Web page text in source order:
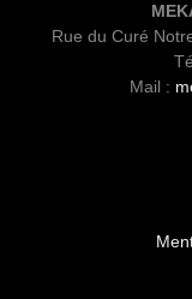
Rue du Curé
Mail :